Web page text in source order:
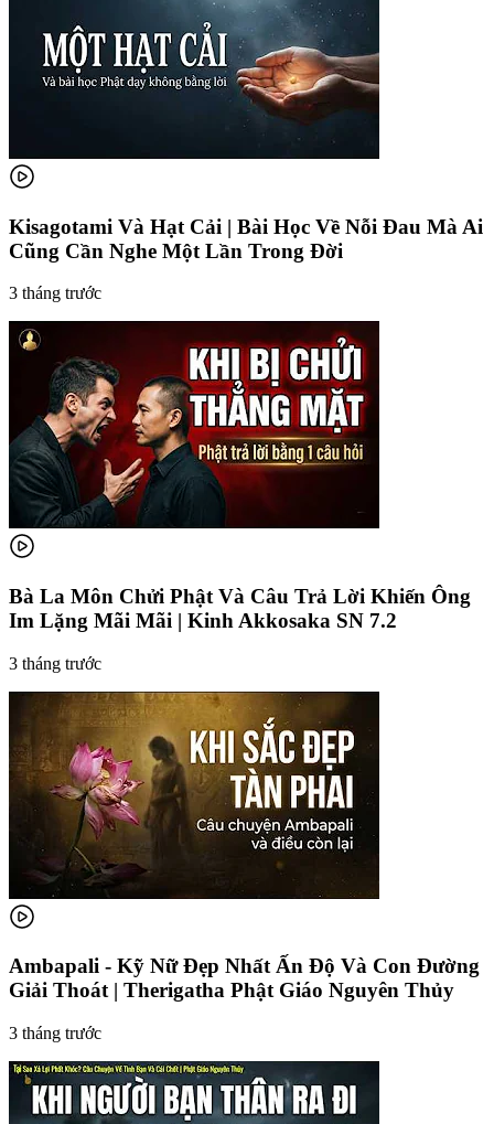
Kisagotami Và Hạt Cải | Bài Học Về Nỗi Đau Mà Ai
Cũng Cần Nghe Một Lần Trong Đời
3 tháng trước
Bà La Môn Chửi Phật Và Câu Trả Lời Khiến Ông
Im Lặng Mãi Mãi | Kinh Akkosaka SN 7.2
3 tháng trước
Ambapali - Kỹ Nữ Đẹp Nhất Ấn Độ Và Con Đường
Giải Thoát | Therigatha Phật Giáo Nguyên Thủy
3 tháng trước